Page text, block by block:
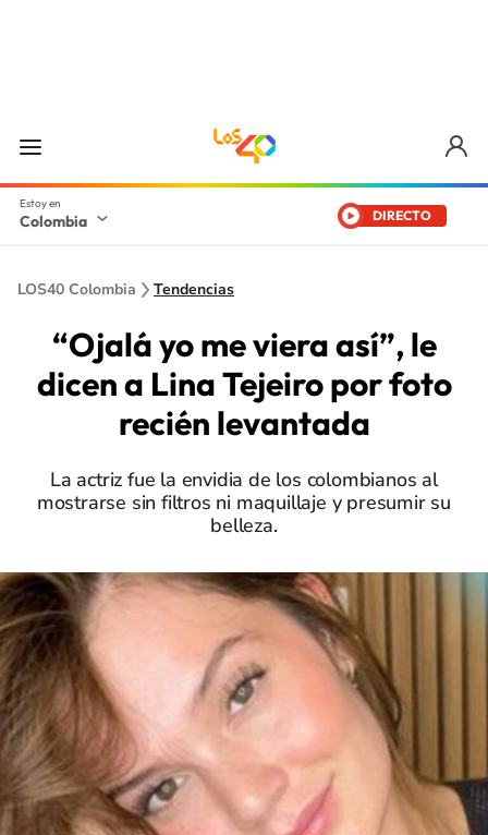
Colombia DIRECTO
LOS40 Colombia Tendencias
“Ojalá yo me viera así”, le
dicen a Lina Tejeiro por foto
recién levantada
La actriz fue la envidia de los colombianos al
mostrarse sin filtros ni maquillaje y presumir su
belleza.